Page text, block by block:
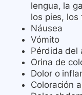
lengua, la
los pies, los
Náusea
Vómito
Pérdida del
Orina de
Dolor o
Coloración